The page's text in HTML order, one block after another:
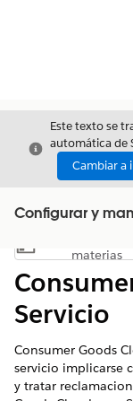
Cerrar
Este texto se
automática de
Cambiar a
Configurar y
Mostrar
materias
Servicio
Consumer Goods
servicio implicarse
y tratar